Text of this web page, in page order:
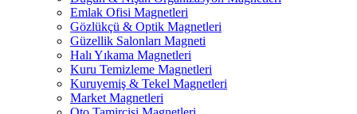
Emlak Ofisi Magnetleri
Gözlükçü & Optik Magnetleri
Güzellik Salonları Magneti
Halı Yıkama Magnetleri
Kuru Temizleme Magnetleri
Kuruyemiş & Tekel Magnetleri
Market Magnetleri